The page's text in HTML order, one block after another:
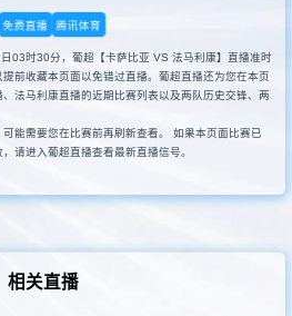
免费直播 腾讯体育
03时30分，葡超【卡萨比亚 VS 法马利康】直播准时
前收藏本页面以免错过直播。葡超直播还为您在本页
法马利康直播的近期比赛列表以及两队历史交锋、两
可能需要您在比赛前再刷新查看。 如果本页面比赛已
请进入葡超直播查看最新直播信号。
相关直播